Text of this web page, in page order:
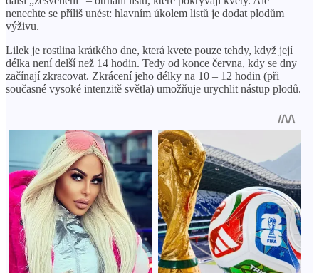
nenechte se příliš unést: hlavním úkolem listů je dodat plodům
výživu.
Lilek je rostlina krátkého dne, která kvete pouze tehdy, když její
délka není delší než 14 hodin. Tedy od konce června, kdy se dny
začínají zkracovat. Zkrácení jeho délky na 10 – 12 hodin (při
současné vysoké intenzitě světla) umožňuje urychlit nástup plodů.